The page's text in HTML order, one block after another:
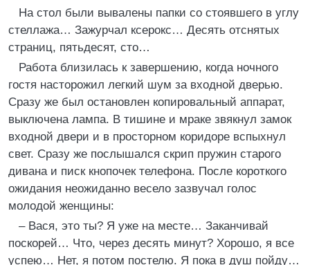
На стол были вывалены папки со стоявшего в углу
стеллажа… Зажурчал ксерокс… Десять отснятых
страниц, пятьдесят, сто…
Работа близилась к завершению, когда ночного
гостя насторожил легкий шум за входной дверью.
Сразу же был остановлен копировальный аппарат,
выключена лампа. В тишине и мраке звякнул замок
входной двери и в просторном коридоре вспыхнул
свет. Сразу же послышался скрип пружин старого
дивана и писк кнопочек телефона. После короткого
ожидания неожиданно весело зазвучал голос
молодой женщины:
– Вася, это ты? Я уже на месте… Заканчивай
поскорей… Что, через десять минут? Хорошо, я все
успею… Нет, я потом постелю. Я пока в душ пойду…